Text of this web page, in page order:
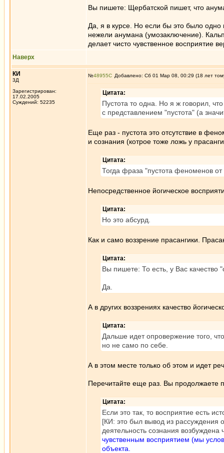
Вы пишете: Щербатской пишет, что
Да, я в курсе. Но если бы это было
нежели анумана (умозаключение).
делает чисто чувственное восприятие
Наверх
КИ
3Д
Зарегистрирован:
17.02.2005
Суждений: 52235
№48955 Добавлено: Сб 01 Мар 08, 00:29 (18 лет
Цитата:
Пустота то одна. Но я ж говорил,
с представлением "пустота" (а
Еще раз - пустота это отсутствие в
и сознания (котрое тоже ложь у
Цитата:
Тогда фраза "пустота феноменов
Непосредственное йогическое
Цитата:
Но это абсурд.
Как и само воззрение прасангики.
Цитата:
Вы пишете: То есть, у Вас качество
Да.
А в других воззрениях качество
Цитата:
Дальше идет опровержение того,
но не само по себе.
А в этом месте только об этом и идет
Перечитайте еще раз. Вы продолжаете
Цитата:
Если это так, то восприятие есть
[КИ: это был вывод из рассуждения
деятельность сознания
чувственным восприятием (мы
объекта.